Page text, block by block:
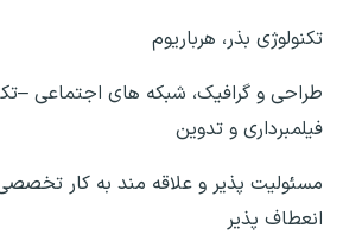
تکنولوژی بذر، هرباریوم
طراحی و گرافیک، شبکه های اجتماعی
فیلمبرداری و تدوین
مسئولیت پذیر و علاقه مند به کار
انعطاف پذیر